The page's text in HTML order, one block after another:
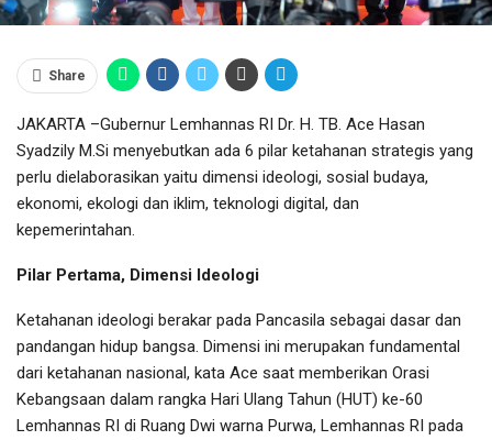
Share
JAKARTA –Gubernur Lemhannas RI Dr. H. TB. Ace Hasan
Syadzily M.Si menyebutkan ada 6 pilar ketahanan strategis yang
perlu dielaborasikan yaitu dimensi ideologi, sosial budaya,
ekonomi, ekologi dan iklim, teknologi digital, dan
kepemerintahan.
Pilar Pertama, Dimensi Ideologi
Ketahanan ideologi berakar pada Pancasila sebagai dasar dan
pandangan hidup bangsa. Dimensi ini merupakan fundamental
dari ketahanan nasional, kata Ace saat memberikan Orasi
Kebangsaan dalam rangka Hari Ulang Tahun (HUT) ke-60
Lemhannas RI di Ruang Dwi warna Purwa, Lemhannas RI pada